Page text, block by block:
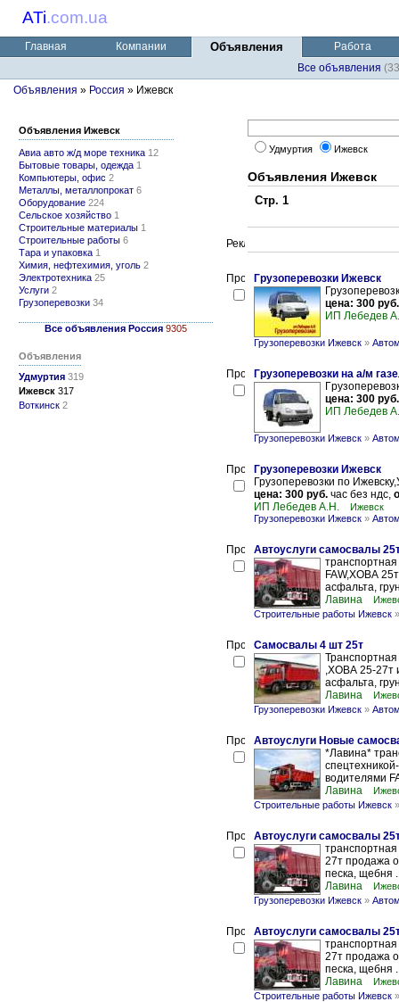
ATi.com.ua
Главная Компании Объявления
Работа
Все объявления
Объявления » Россия » Ижевск
Объявления Ижевск
Авиа авто ж/д море техника 12
Бытовые товары, одежда 1
Компьютеры, офис 2
Металлы, металлопрокат 6
Оборудование 224
Сельское хозяйство 1
Строительные материалы 1
Строительные работы 6
Тара и упаковка 1
Химия, нефтехимия, уголь 2
Электротехника 25
Услуги 2
Грузоперевозки 34
Все объявления Россия 9305
Объявления
Удмуртия 319
Ижевск 317
Воткинск 2
Удмуртия Ижевск
Объявления Ижевск
Стр. 1
Грузоперевозки Ижевск
цена: 300 руб.
ИП Лебедев
Грузоперевозки Ижевск »
Гpузoпepeвoзки нa а/м
цена: 300 руб.
ИП Лебедев
Грузоперевозки Ижевск »
Грузоперевозки Ижевск
Грузоперевозки по
цена: 300 руб. час без ндс,
ИП Лебедев А.Н.
Ижевск
Грузоперевозки Ижевск »
Автоуслуги самосвалы
FAW,ХОВА
асфальта,
Лавина
Строительные работы Ижевск
Самосвалы 4 шт 25т
,ХОВА 25-27т
асфальта,
Лавина
Грузоперевозки Ижевск »
Автоуслуги Новые
*Лавина*
водителями
Лавина
Строительные работы Ижевск
Автоуслуги самосвалы
27т продажа
песка, щебня
Лавина
Грузоперевозки Ижевск »
Автоуслуги самосвалы
27т продажа
песка, щебня
Лавина
Строительные работы Ижевск